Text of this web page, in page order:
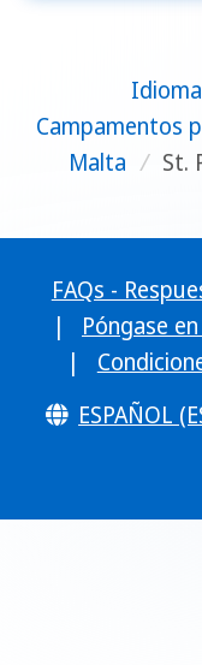
Campamentos
Malta / St.
FAQs -
|
Póngase
|
ESPAÑOL